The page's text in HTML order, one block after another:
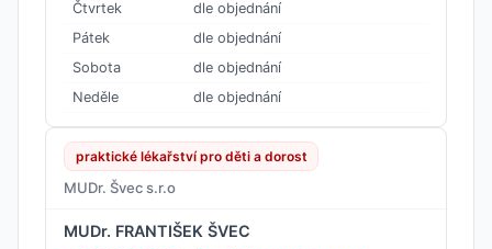
Čtvrtek
dle objednání
Pátek
dle objednání
Sobota
dle objednání
Neděle
dle objednání
praktické lékařství pro děti a dorost
MUDr. Švec s.r.o
MUDr. FRANTIŠEK ŠVEC